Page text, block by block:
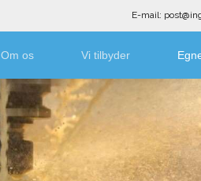
E-mail:
Om os Vi tilbyder